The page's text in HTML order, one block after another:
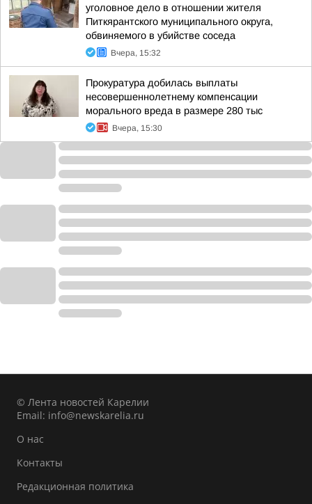
уголовное дело в отношении жителя
Питкярантского муниципального округа,
обвиняемого в убийстве соседа
Вчера, 15:32
Прокуратура добилась выплаты
несовершеннолетнему компенсации
морального вреда в размере 280 тыс
Вчера, 15:30
© Лента новостей Карелии
Email: info@newskarelia.ru
О нас
Контакты
Редакционная политика